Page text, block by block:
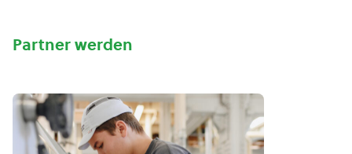
Partner werden